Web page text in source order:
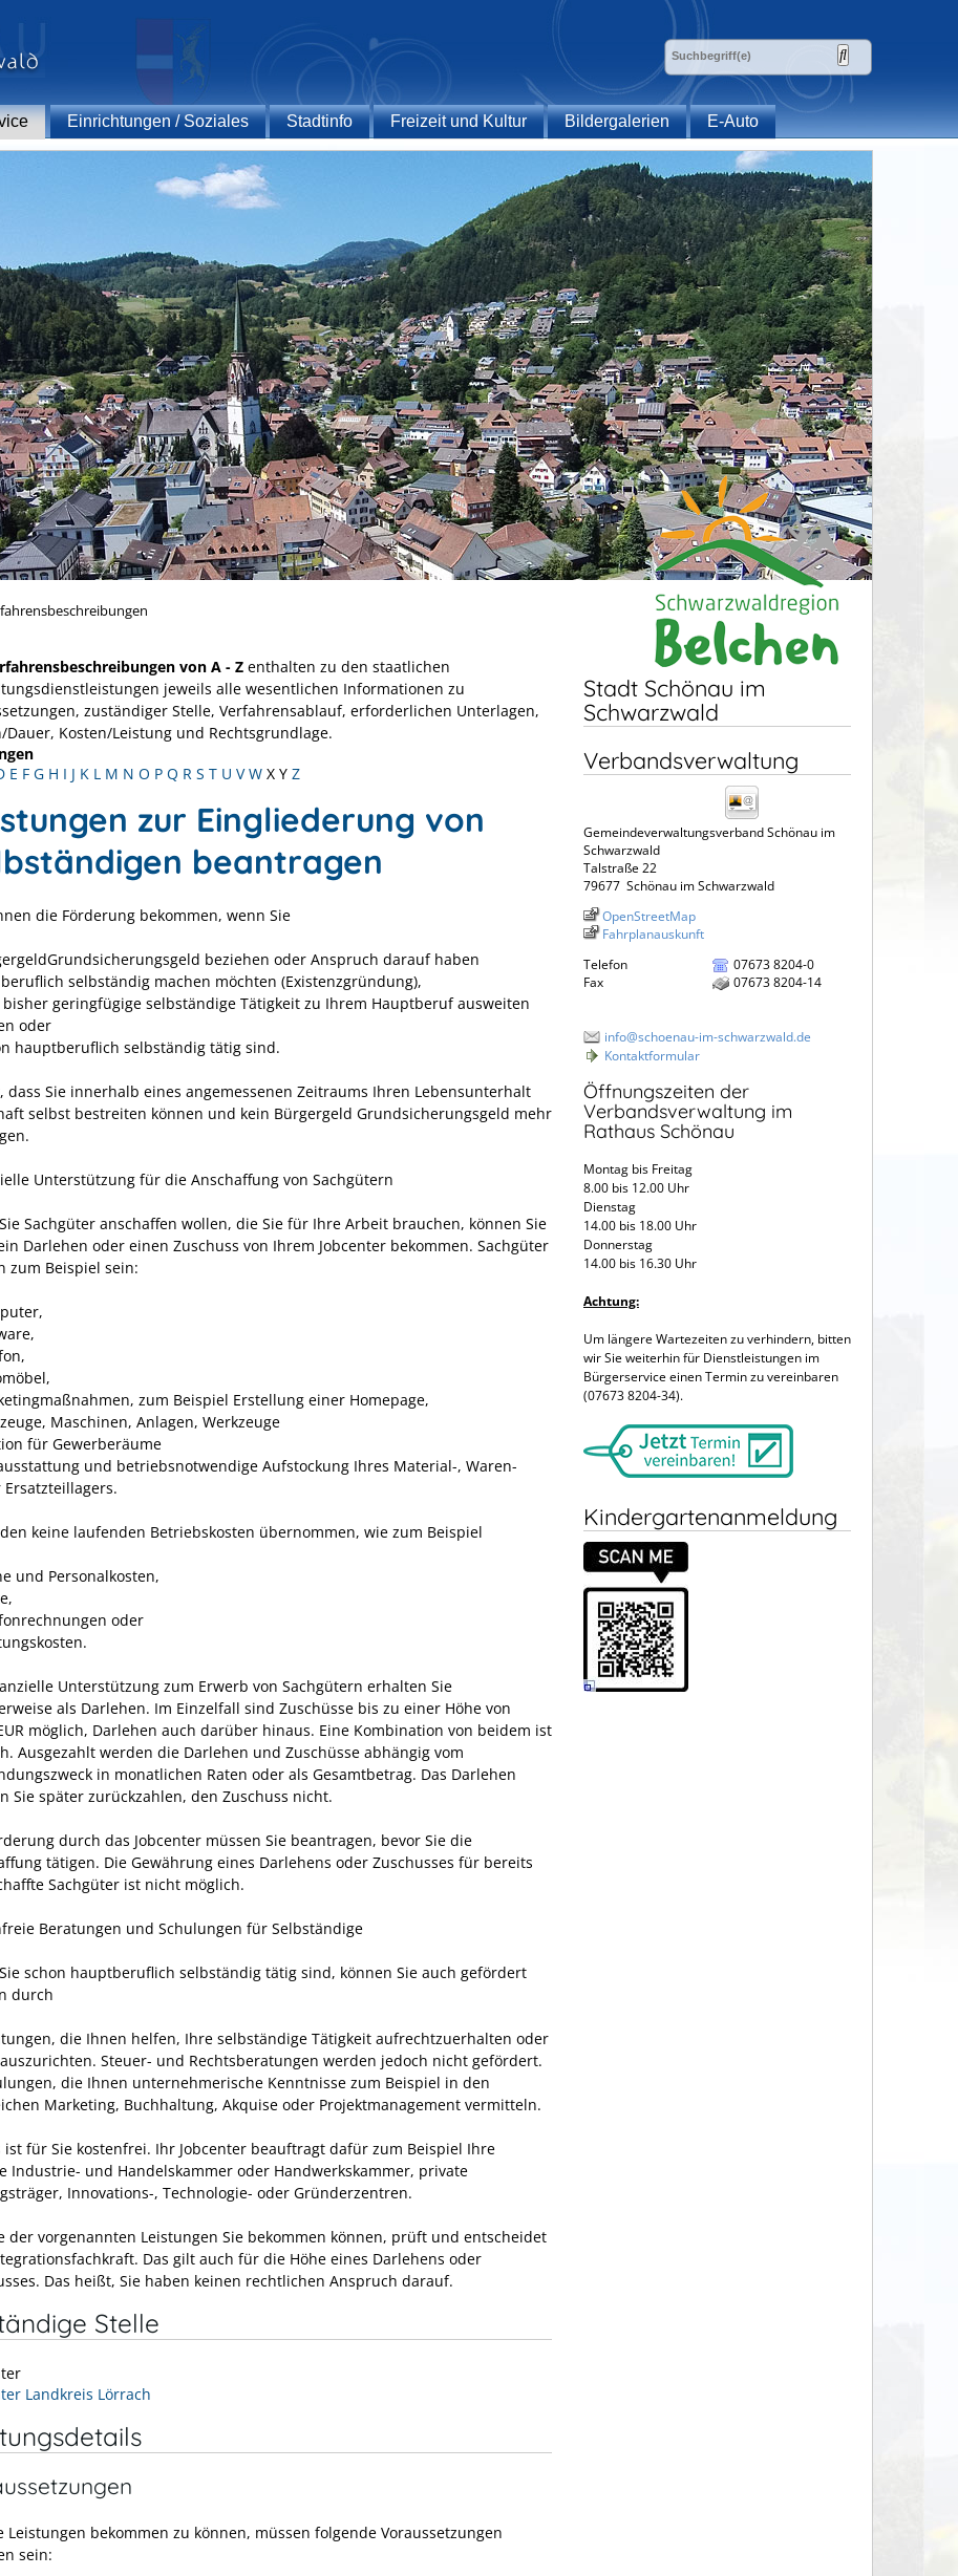
Einrichtungen / Soziales Stadtinfo Freizeit und Kultur Bildergalerien
E-Auto
von A - Z enthalten zu den staatlichen
jeweils alle wesentlichen Informationen zu
zuständiger Stelle, Verfahrensablauf, erforderlichen Unterlagen,
Dauer, Kosten/Leistung und Rechtsgrundlage.
E F G H I J K L M N O P Q R S T U V W X Y Z
zur Eingliederung von
beantragen
die Förderung bekommen, wenn Sie
Grundsicherungsgeld beziehen oder Anspruch darauf haben
selbständig machen möchten (Existenzgründung),
geringfügige selbständige Tätigkeit zu Ihrem Hauptberuf ausweiten
oder
hauptberuflich selbständig tätig sind.
dass Sie innerhalb eines angemessenen Zeitraums Ihren Lebensunterhalt
selbst bestreiten können und kein Bürgergeld Grundsicherungsgeld mehr
Unterstützung für die Anschaffung von Sachgütern
Sachgüter anschaffen wollen, die Sie für Ihre Arbeit brauchen, können Sie
Darlehen oder einen Zuschuss von Ihrem Jobcenter bekommen. Sachgüter
zum Beispiel sein:
zum Beispiel Erstellung einer Homepage,
Maschinen, Anlagen, Werkzeuge
für Gewerberäume
und betriebsnotwendige Aufstockung Ihres Material-, Waren-
Ersatzteillagers.
keine laufenden Betriebskosten übernommen, wie zum Beispiel
und Personalkosten,
oder
Unterstützung zum Erwerb von Sachgütern erhalten Sie
als Darlehen. Im Einzelfall sind Zuschüsse bis zu einer Höhe von
möglich, Darlehen auch darüber hinaus. Eine Kombination von beidem ist
Ausgezahlt werden die Darlehen und Zuschüsse abhängig vom
in monatlichen Raten oder als Gesamtbetrag. Das Darlehen
Sie später zurückzahlen, den Zuschuss nicht.
durch das Jobcenter müssen Sie beantragen, bevor Sie die
tätigen. Die Gewährung eines Darlehens oder Zuschusses für bereits
Sachgüter ist nicht möglich.
Beratungen und Schulungen für Selbständige
schon hauptberuflich selbständig tätig sind, können Sie auch gefördert
durch
die Ihnen helfen, Ihre selbständige Tätigkeit aufrechtzuerhalten oder
Steuer- und Rechtsberatungen werden jedoch nicht gefördert.
die Ihnen unternehmerische Kenntnisse zum Beispiel in den
Marketing, Buchhaltung, Akquise oder Projektmanagement vermitteln.
ist für Sie kostenfrei. Ihr Jobcenter beauftragt dafür zum Beispiel Ihre
Industrie- und Handelskammer oder Handwerkskammer, private
Innovations-, Technologie- oder Gründerzentren.
der vorgenannten Leistungen Sie bekommen können, prüft und entscheidet
Das gilt auch für die Höhe eines Darlehens oder
Das heißt, Sie haben keinen rechtlichen Anspruch darauf.
Stelle
Landkreis Lörrach
Leistungen bekommen zu können, müssen folgende Voraussetzungen
sein:
Stadt Schönau im
Schwarzwald
Verbandsverwaltung
Gemeindeverwaltungsverband Schönau im
Schwarzwald
Talstraße 22
79677 Schönau im Schwarzwald
OpenStreetMap
Fahrplanauskunft
Telefon
07673 8204-0
Fax
07673 8204-14
info@schoenau-im-schwarzwald.de
Kontaktformular
Öffnungszeiten der
Verbandsverwaltung im
Rathaus Schönau
Montag bis Freitag
8.00 bis 12.00 Uhr
Dienstag
14.00 bis 18.00 Uhr
Donnerstag
14.00 bis 16.30 Uhr
Achtung:
Um längere Wartezeiten zu verhindern, bitten
wir Sie weiterhin für Dienstleistungen im
Bürgerservice einen Termin zu vereinbaren
(07673 8204-34).
Kindergartenanmeldung